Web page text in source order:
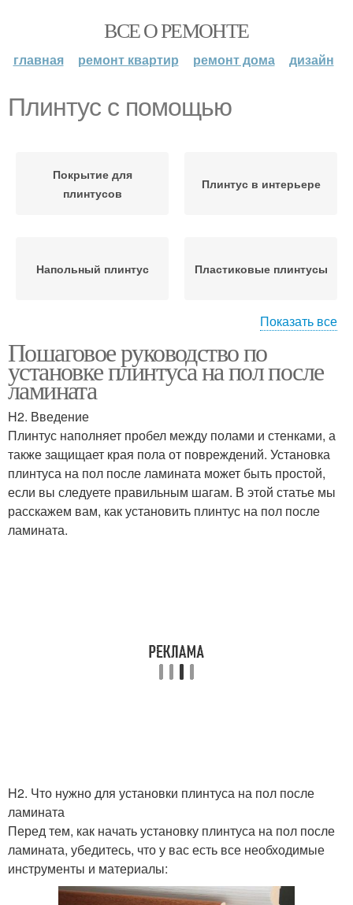
ВСЕ О РЕМОНТЕ
главная ремонт квартир ремонт дома дизайн
Плинтус с помощью
Покрытие для
плинтусов
Плинтус в интерьере
Напольный плинтус Пластиковые плинтусы
зависимости
Пластиковый плинтус
Плинтус на полу Стык между плинтусом
Плинтус на неровном
Плинтус в углах
Показать все
Пошаговое руководство по
установке плинтуса на пол после
ламината
H2. Введение
Плинтус наполняет пробел между полами и стенками, а
также защищает края пола от повреждений. Установка
плинтуса на пол после ламината может быть простой,
если вы следуете правильным шагам. В этой статье мы
расскажем вам, как установить плинтус на пол после
ламината.
H2. Что нужно для установки плинтуса на пол после
ламината
Перед тем, как начать установку плинтуса на пол после
ламината, убедитесь, что у вас есть все необходимые
инструменты и материалы: